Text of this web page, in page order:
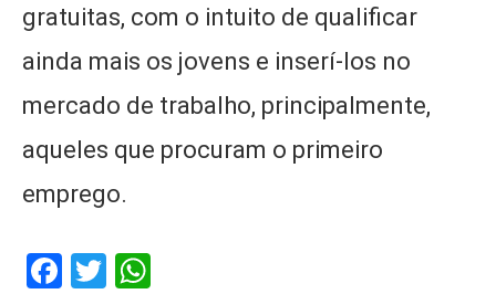
gratuitas, com o intuito de qualificar
ainda mais os jovens e inserí-los no
mercado de trabalho, principalmente,
aqueles que procuram o primeiro
emprego.
Facebook
Twitter